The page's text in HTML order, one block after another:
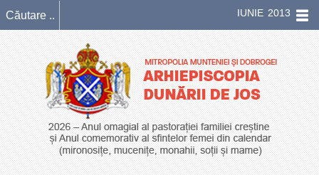
IUNIE 2013